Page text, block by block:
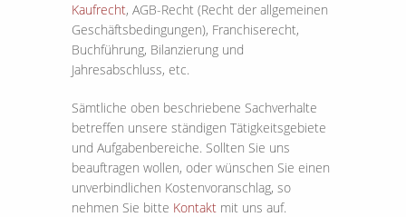
Kaufrecht, AGB-Recht (Recht der allgemeinen
Geschäftsbedingungen), Franchiserecht,
Buchführung, Bilanzierung und
Jahresabschluss, etc.
Sämtliche oben beschriebene Sachverhalte
betreffen unsere ständigen Tätigkeitsgebiete
und Aufgabenbereiche. Sollten Sie uns
beauftragen wollen, oder wünschen Sie einen
unverbindlichen Kostenvoranschlag, so
nehmen Sie bitte Kontakt mit uns auf.